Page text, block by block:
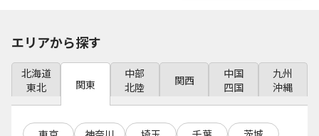
エリアから探す
北海道
東北
関東
中部
北陸
関西
中国
四国
九州
沖縄